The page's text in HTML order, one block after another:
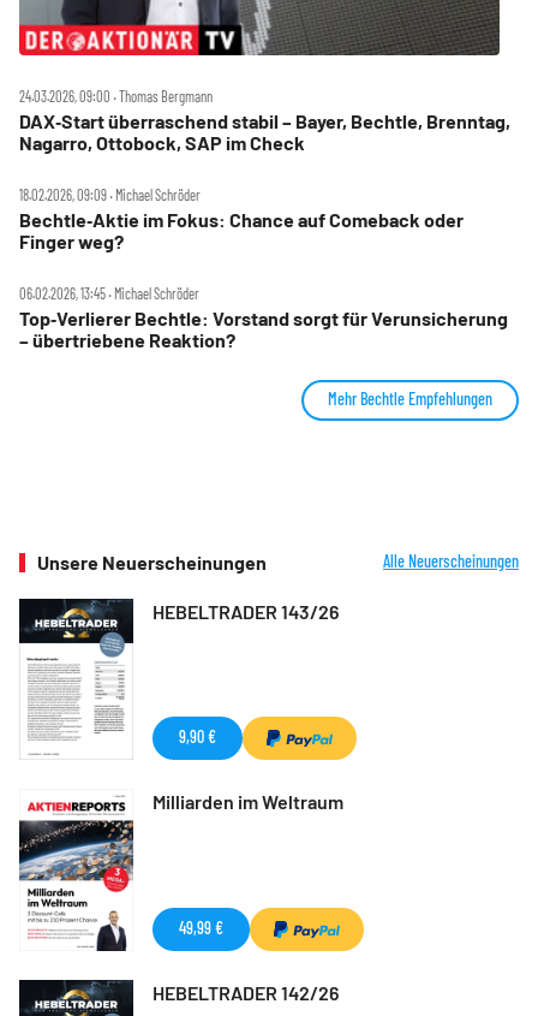
24.03.2026, 09:00 ‧ Thomas Bergmann
DAX‑Start überraschend stabil – Bayer, Bechtle, Brenntag,
Nagarro, Ottobock, SAP im Check
18.02.2026, 09:09 ‧ Michael Schröder
Bechtle‑Aktie im Fokus: Chance auf Comeback oder
Finger weg?
06.02.2026, 13:45 ‧ Michael Schröder
Top‑Verlierer Bechtle: Vorstand sorgt für Verunsicherung
– übertriebene Reaktion?
Mehr Bechtle Empfehlungen
Unsere Neuerscheinungen Alle Neuerscheinungen
HEBELTRADER 143/26
9,90 €
Milliarden im Weltraum
49,99 €
HEBELTRADER 142/26